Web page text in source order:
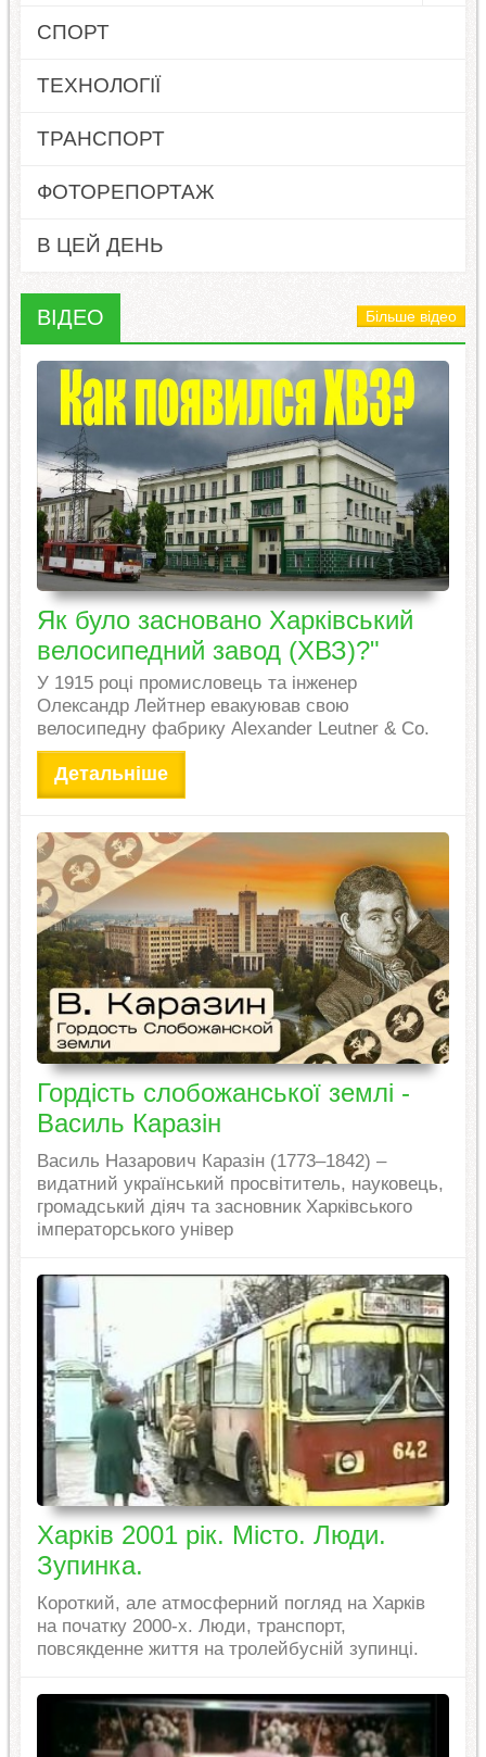
СПОРТ
ТЕХНОЛОГІЇ
ТРАНСПОРТ
ФОТОРЕПОРТАЖ
В ЦЕЙ ДЕНЬ
ВІДЕО Більше відео
Як було засновано Харківський
велосипедний завод (ХВЗ)?"
У 1915 році промисловець та інженер
Олександр Лейтнер евакуював свою
велосипедну фабрику Alexander Leutner & Co.
Детальніше
Гордість слобожанської землі -
Василь Каразін
Василь Назарович Каразін (1773–1842) –
видатний український просвітитель, науковець,
громадський діяч та засновник Харківського
імператорського універ
Харків 2001 рік. Місто. Люди.
Зупинка.
Короткий, але атмосферний погляд на Харків
на початку 2000-х. Люди, транспорт,
повсякденне життя на тролейбусній зупинці.